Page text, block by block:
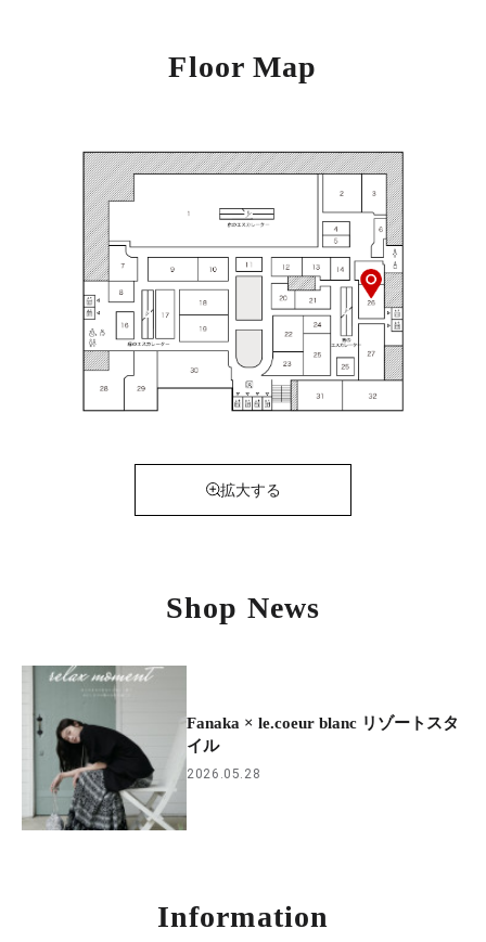
Floor Map
拡大する
Shop News
Fanaka × le.coeur blanc リゾートスタ
イル
2026.05.28
Information